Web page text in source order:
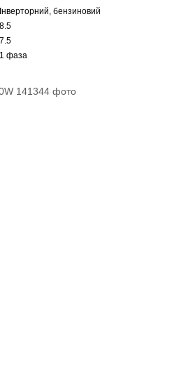
Інверторний, бензиновий
8.5
7.5
1 фаза